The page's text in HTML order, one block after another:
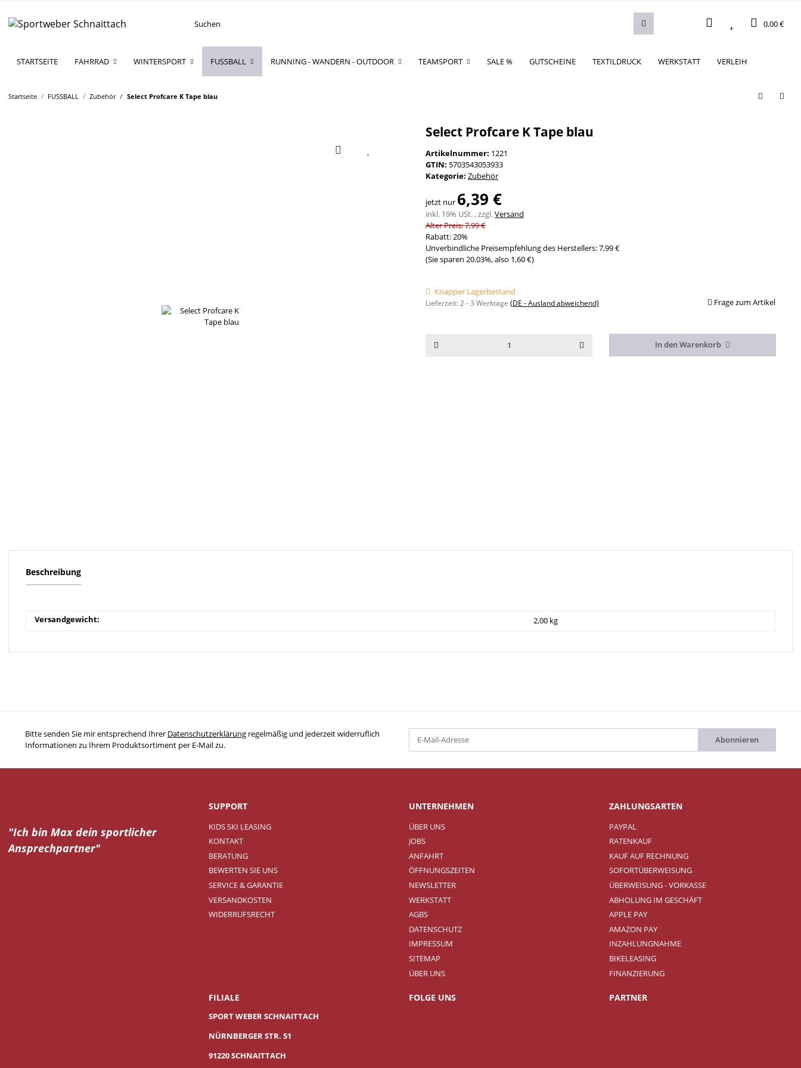
0,00 €
FAHRRAD WINTERSPORT FUSSBALL RUNNING - WANDERN - OUTDOOR TEAMSPORT SALE % GUTSCHEINE TEXTILDRUCK
STARTSEITE WERKSTATT VERLEIH
Startseite FUSSBALL Zubehör Select Profcare K Tape blau
Select Profcare K Tape blau
Artikelnummer: 1221
GTIN: 5703543053933
Kategorie: Zubehör
jetzt nur 6,39 €
inkl. 19% USt. , zzgl.Versand
Alter Preis: 7,99 €
Rabatt: 20%
Unverbindliche Preisempfehlung des Herstellers:7,99 €
(Sie sparen 20.03%, also 1,60 €)
Knapper Lagerbestand
Lieferzeit:2 - 3 Werktage (DE - Ausland abweichend) Frage zum Artikel
In den Warenkorb
Beschreibung
Versandgewicht: 2,00 kg
Bitte senden Sie mir entsprechend Ihrer Datenschutzerklärung regelmäßig und jederzeit widerruflich
Informationen zu Ihrem Produktsortiment per E-Mail zu.
Abonnieren
"Ich bin Max dein sportlicher
Ansprechpartner"
SUPPORT
KIDS SKI LEASING
KONTAKT
BERATUNG
BEWERTEN SIE UNS
SERVICE & GARANTIE
VERSANDKOSTEN
WIDERRUFSRECHT
UNTERNEHMEN
ÜBER UNS
JOBS
ANFAHRT
ÖFFNUNGSZEITEN
NEWSLETTER
WERKSTATT
AGBS
DATENSCHUTZ
IMPRESSUM
SITEMAP
ÜBER UNS
ZAHLUNGSARTEN
PAYPAL
RATENKAUF
KAUF AUF RECHNUNG
SOFORTÜBERWEISUNG
ÜBERWEISUNG - VORKASSE
ABHOLUNG IM GESCHÄFT
APPLE PAY
AMAZON PAY
INZAHLUNGNAHME
BIKELEASING
FINANZIERUNG
FILIALE
SPORT WEBER SCHNAITTACH
NÜRNBERGER STR. 51
91220 SCHNAITTACH
FOLGE UNS PARTNER